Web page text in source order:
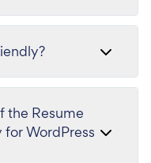
the Resume
WordPress